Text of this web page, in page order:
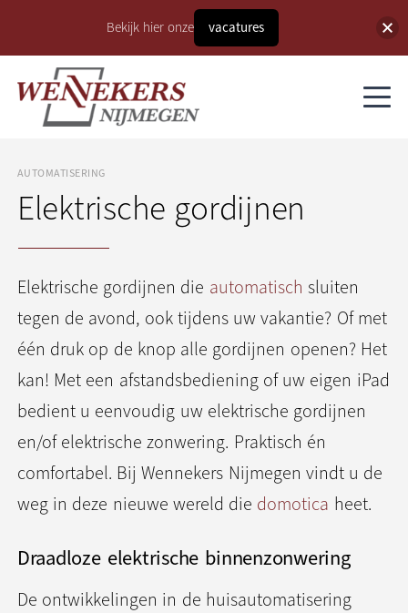
AUTOMATISERING
Elektrische gordijnen
Elektrische gordijnen die automatisch sluiten
tegen de avond, ook tijdens uw vakantie? Of met
één druk op de knop alle gordijnen openen? Het
kan! Met een afstandsbediening of uw eigen iPad
bedient u eenvoudig uw elektrische gordijnen
en/of elektrische zonwering. Praktisch én
comfortabel. Bij Wennekers Nijmegen vindt u de
weg in deze nieuwe wereld die domotica heet.
Draadloze elektrische binnenzonwering
De ontwikkelingen in de huisautomatisering
Bekijk hier onze vacatures